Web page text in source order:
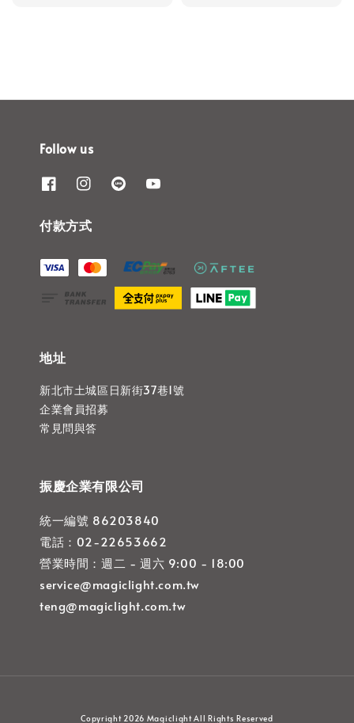
Follow us
付款方式
地址
新北市土城區日新街37巷1號
企業會員招募
常見問與答
振慶企業有限公司
統一編號 86203840
電話：02-22653662
營業時間：週二 - 週六 9:00 - 18:00
service@magiclight.com.tw
teng@magiclight.com.tw
Copyright 2026 Magiclight All Rights Reserved